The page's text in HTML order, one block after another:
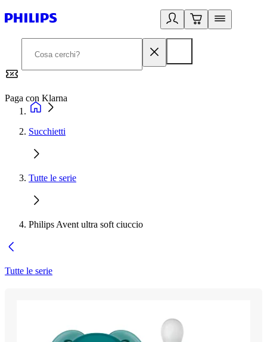
Paga con Klarna
Succhietti
Tutte le serie
Philips Avent ultra soft ciuccio
Tutte le serie